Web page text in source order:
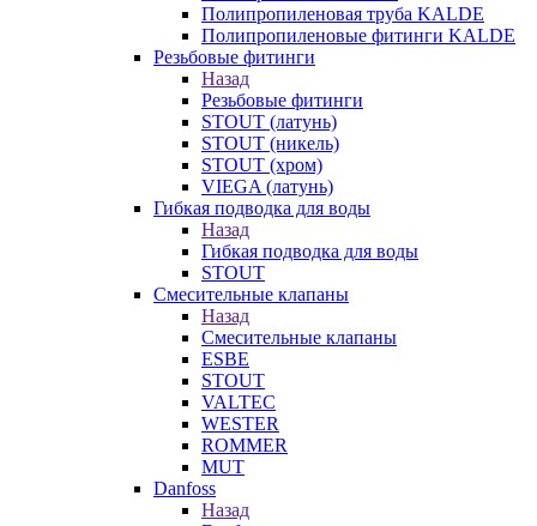
Полипропиленовая труба KALDE
Полипропиленовые фитинги KALDE
Резьбовые фитинги
Назад
Резьбовые фитинги
STOUT (латунь)
STOUT (никель)
STOUT (хром)
VIEGA (латунь)
Гибкая подводка для воды
Назад
Гибкая подводка для воды
STOUT
Смесительные клапаны
Назад
Смесительные клапаны
ESBE
STOUT
VALTEC
WESTER
ROMMER
MUT
Danfoss
Назад